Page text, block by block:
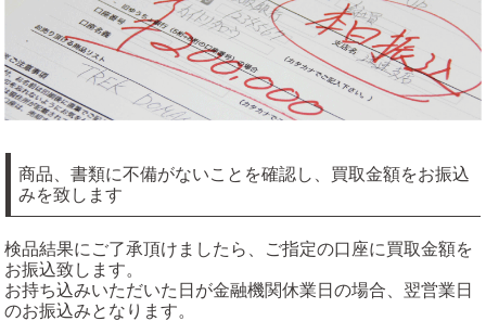
商品、書類に不備がないことを確認し、買取金額をお振込
みを致します
検品結果にご了承頂けましたら、ご指定の口座に買取金額を
お振込致します。
お持ち込みいただいた日が金融機関休業日の場合、翌営業日
のお振込みとなります。